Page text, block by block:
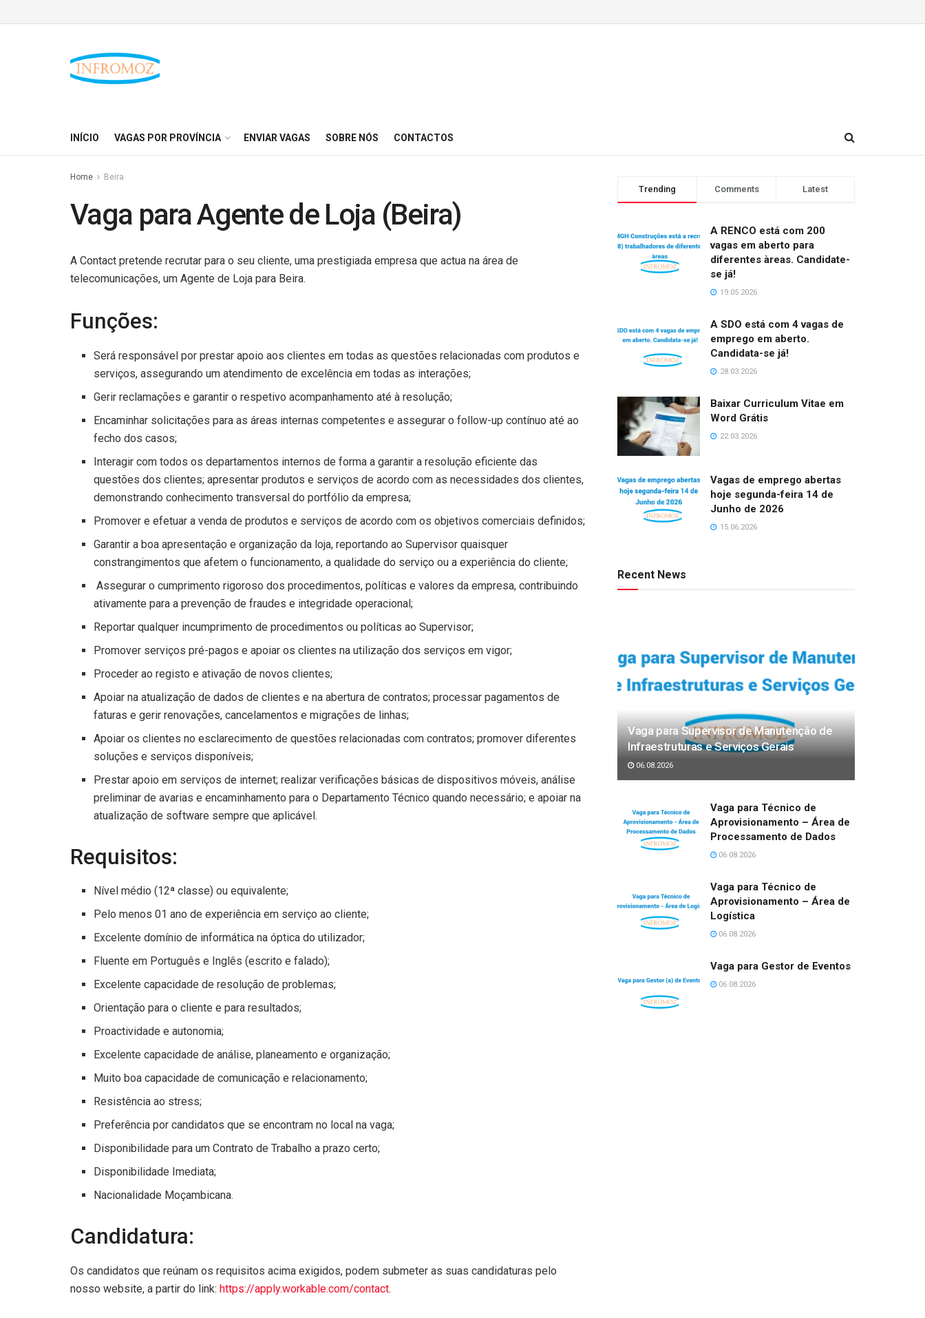
INÍCIO VAGAS POR PROVÍNCIA ENVIAR VAGAS SOBRE NÓS CONTACTOS
Home Beira
Vaga para Agente de Loja (Beira)
A Contact pretende recrutar para o seu cliente, uma prestigiada empresa que actua na área de
telecomunicações, um Agente de Loja para Beira.
Funções:
Será responsável por prestar apoio aos clientes em todas as questões relacionadas com produtos e
serviços, assegurando um atendimento de excelência em todas as interações;
Gerir reclamações e garantir o respetivo acompanhamento até à resolução;
Encaminhar solicitações para as áreas internas competentes e assegurar o follow-up contínuo até ao
fecho dos casos;
Interagir com todos os departamentos internos de forma a garantir a resolução eficiente das
questões dos clientes; apresentar produtos e serviços de acordo com as necessidades dos clientes,
demonstrando conhecimento transversal do portfólio da empresa;
Promover e efetuar a venda de produtos e serviços de acordo com os objetivos comerciais definidos;
Garantir a boa apresentação e organização da loja, reportando ao Supervisor quaisquer
constrangimentos que afetem o funcionamento, a qualidade do serviço ou a experiência do cliente;
Assegurar o cumprimento rigoroso dos procedimentos, políticas e valores da empresa, contribuindo
ativamente para a prevenção de fraudes e integridade operacional;
Reportar qualquer incumprimento de procedimentos ou políticas ao Supervisor;
Promover serviços pré-pagos e apoiar os clientes na utilização dos serviços em vigor;
Proceder ao registo e ativação de novos clientes;
Apoiar na atualização de dados de clientes e na abertura de contratos; processar pagamentos de
faturas e gerir renovações, cancelamentos e migrações de linhas;
Apoiar os clientes no esclarecimento de questões relacionadas com contratos; promover diferentes
soluções e serviços disponíveis;
Prestar apoio em serviços de internet; realizar verificações básicas de dispositivos móveis, análise
preliminar de avarias e encaminhamento para o Departamento Técnico quando necessário; e apoiar na
atualização de software sempre que aplicável.
Requisitos:
Nível médio (12ª classe) ou equivalente;
Pelo menos 01 ano de experiência em serviço ao cliente;
Excelente domínio de informática na óptica do utilizador;
Fluente em Português e Inglês (escrito e falado);
Excelente capacidade de resolução de problemas;
Orientação para o cliente e para resultados;
Proactividade e autonomia;
Excelente capacidade de análise, planeamento e organização;
Muito boa capacidade de comunicação e relacionamento;
Resistência ao stress;
Preferência por candidatos que se encontram no local na vaga;
Disponibilidade para um Contrato de Trabalho a prazo certo;
Disponibilidade Imediata;
Nacionalidade Moçambicana.
Candidatura:
Os candidatos que reúnam os requisitos acima exigidos, podem submeter as suas candidaturas pelo
nosso website, a partir do link: https://apply.workable.com/contact.
Trending Comments Latest
A RENCO está com 200
vagas em aberto para
diferentes àreas. Candidate-
se já!
19.05.2026
A SDO está com 4 vagas de
emprego em aberto.
Candidata-se já!
28.03.2026
Baixar Curriculum Vitae em
Word Grátis
22.03.2026
Vagas de emprego abertas
hoje segunda-feira 14 de
Junho de 2026
15.06.2026
Recent News
Vaga para Supervisor de Manutenção de
Infraestruturas e Serviços Gerais
06.08.2026
Vaga para Técnico de
Aprovisionamento – Área de
Processamento de Dados
06.08.2026
Vaga para Técnico de
Aprovisionamento – Área de
Logística
06.08.2026
Vaga para Gestor de Eventos
06.08.2026